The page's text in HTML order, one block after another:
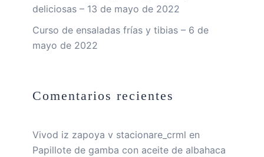
deliciosas – 13 de mayo de 2022
Curso de ensaladas frías y tibias – 6 de
mayo de 2022
Comentarios recientes
Vivod iz zapoya v stacionare_crml en
Papillote de gamba con aceite de albahaca